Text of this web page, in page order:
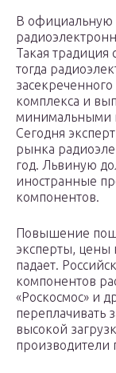
В официальную
Такая традиция
тогда
комплекса и
минимальными
Сегодня
рынка
год. Львиную
иностранные
компонентов.
Повышение
эксперты, цены
падает.
компонентов
«Роскосмос» и
переплачивать
высокой
производители